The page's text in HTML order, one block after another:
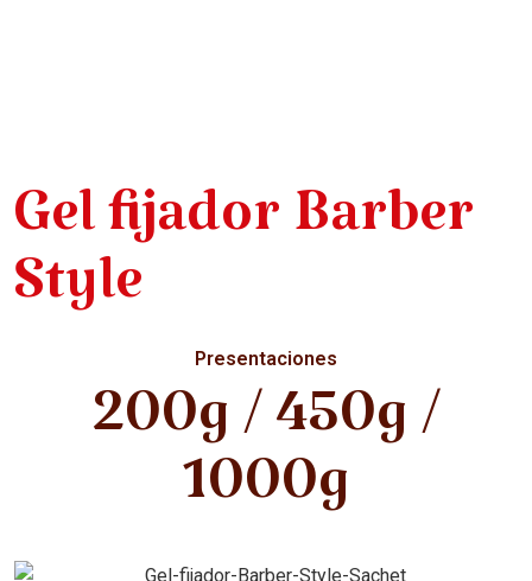
Gel fijador Barber
Style
Presentaciones
200g / 450g /
1000g